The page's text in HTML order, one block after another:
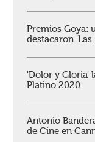
Premios Goya:
destacaron 'Las
'Dolor y Gloria'
Platino 2020
Antonio
de Cine en